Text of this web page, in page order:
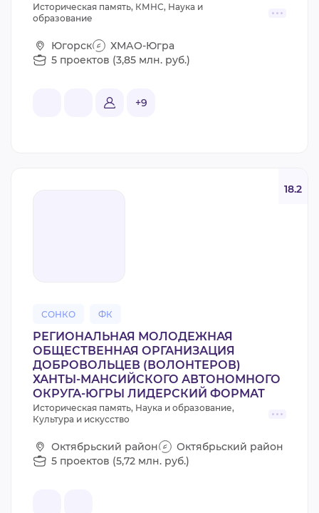
Историческая память, КМНС, Наука и
образование
Югорск
ХМАО-Югра
5 проектов (3,85 млн. руб.)
+9
СОНКО ФК
18.2
РЕГИОНАЛЬНАЯ МОЛОДЕЖНАЯ
ОБЩЕСТВЕННАЯ ОРГАНИЗАЦИЯ
ДОБРОВОЛЬЦЕВ (ВОЛОНТЕРОВ)
ХАНТЫ-МАНСИЙСКОГО АВТОНОМНОГО
ОКРУГА-ЮГРЫ ЛИДЕРСКИЙ ФОРМАТ
Историческая память, Наука и образование,
Культура и искусство
Октябрьский район
Октябрьский район
5 проектов (5,72 млн. руб.)